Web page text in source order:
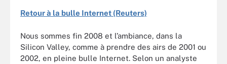
Retour à la bulle Internet (Reuters)
Nous sommes fin 2008 et l’ambiance, dans la
Silicon Valley, comme à prendre des airs de 2001 ou
2002, en pleine bulle Internet. Selon un analyste